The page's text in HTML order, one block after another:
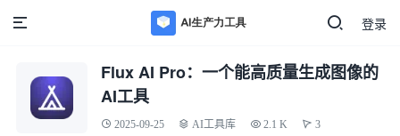
登录
Flux AI Pro：一个能高质量生成图像的
AI工具
2025-09-25 AI工具库 2.1 K 3